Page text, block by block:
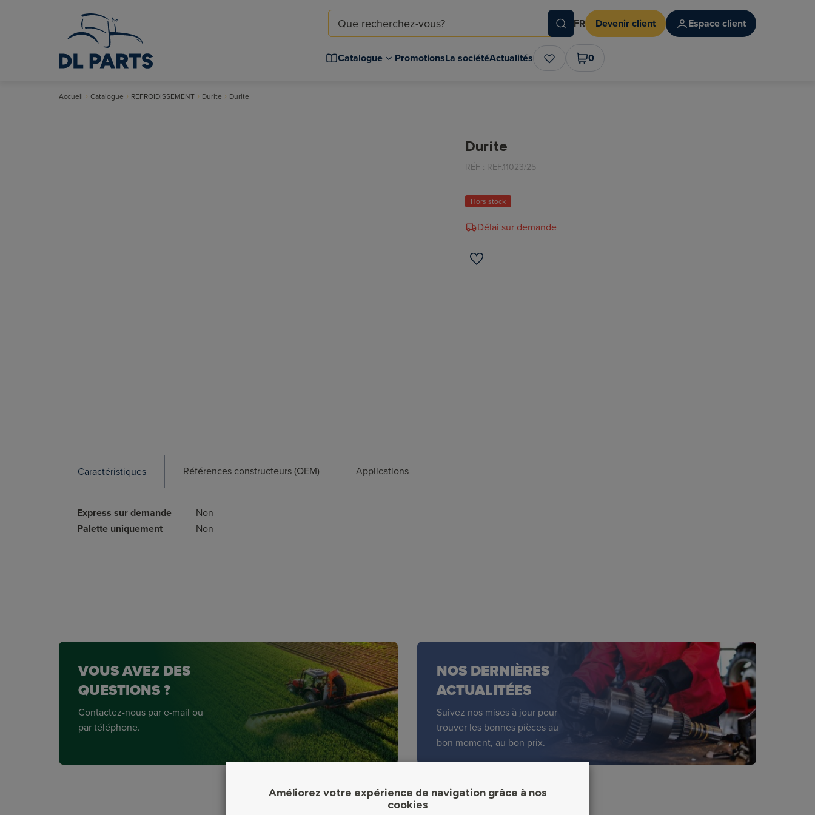
FR Devenir client Espace client
Catalogue PromotionsLa sociétéActualités 0
Accueil Catalogue REFROIDISSEMENT Durite Durite
Durite
RÉF : REF.11023/25
Hors stock
Délai sur demande
Caractéristiques Références constructeurs (OEM) Applications
Express sur demande
Non
Palette uniquement
Non
VOUS AVEZ DES
QUESTIONS ?
Contactez-nous par e-mail ou
par téléphone.
NOS DERNIÈRES
ACTUALITÉES
Suivez nos mises à jour pour
trouver les bonnes pièces au
bon moment, au bon prix.
Améliorez votre expérience de navigation grâce à nos
cookies